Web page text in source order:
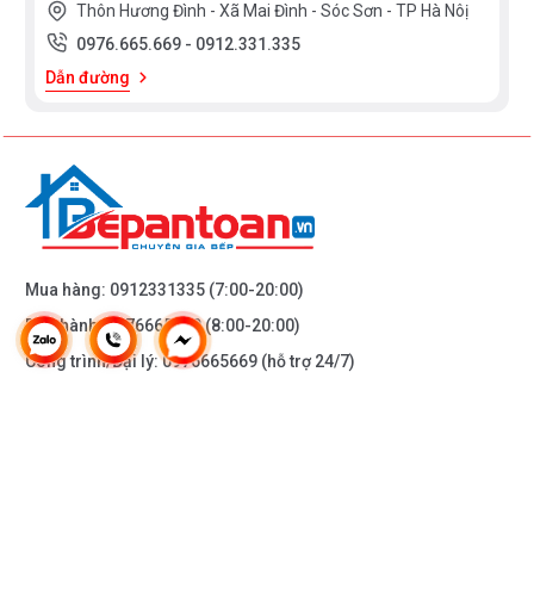
Công nghệ và cảm
biến
Tự phân phối viên rửa dosing assistant
Tự vệ sinh
Thôn Hương Đình - Xã Mai Đình - Sóc Sơn - TP Hà Nôị
0976.665.669 - 0912.331.335
Dẫn đường
Mua hàng: 0912331335 (7:00-20:00)
Bảo hành:0976665669(8:00-20:00)
Công trình/Đại lý:0976665669 (hỗ trợ 24/7)